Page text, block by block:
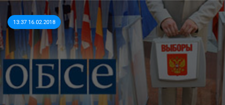
13:37 16.02.2018